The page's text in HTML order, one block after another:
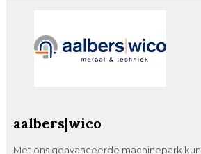
aalbers|wico
Met ons geavanceerde machinepark